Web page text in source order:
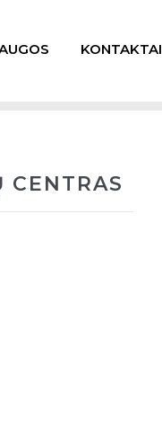
KONTAKTAI
CENTRAS